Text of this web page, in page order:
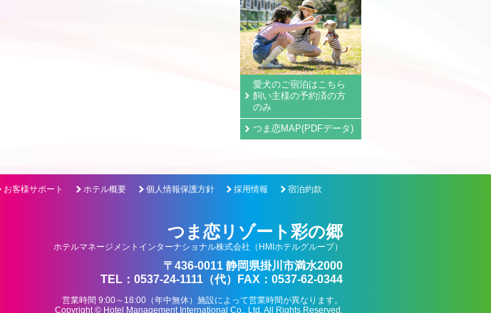
愛犬のご宿泊はこちら
飼い主様の予約済の方
のみ
つま恋MAP(PDFデータ)
お客様サポート ホテル概要 個人情報保護方針 採用情報 宿泊約款
つま恋リゾート彩の郷
ホテルマネージメントインターナショナル株式会社（HMIホテルグループ）
〒436-0011 静岡県掛川市満水2000
TEL：0537-24-1111（代）FAX：0537-62-0344
営業時間 9:00～18:00（年中無休）施設によって営業時間が異なります。
Copyright © Hotel Management International Co., Ltd. All Rights Reserved.